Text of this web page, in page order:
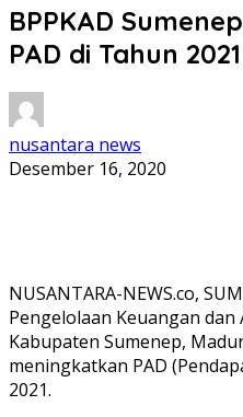
BPPKAD
PAD di Tahun 2021
nusantara news
Desember 16, 2020
NUSANTARA-NEWS.co,
Pengelolaan Keuangan dan
Kabupaten Sumenep,
meningkatkan PAD
2021.